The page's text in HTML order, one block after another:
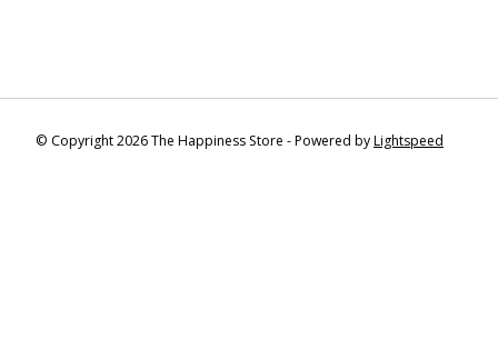
© Copyright 2026 The Happiness Store - Powered byLightspeed